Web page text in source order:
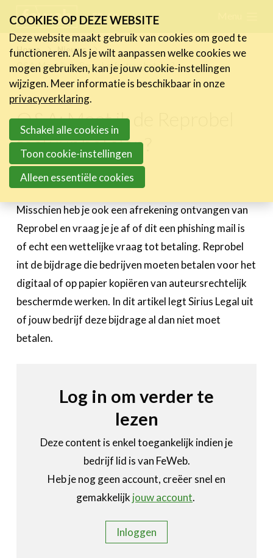
links
Jump
to
navigation
to
main
content
FR NL
Home
Nieuws
Q&A: Moet ik de Reprobel factuur betalen?
Q&A: Moet ik de Reprobel
factuur betalen?
25 februari 2022
Misschien heb je ook een afrekening ontvangen van
Reprobel en vraag je je af of dit een phishing mail is
of echt een wettelijke vraag tot betaling. Reprobel
int de bijdrage die bedrijven moeten betalen voor het
digitaal of op papier kopiëren van auteursrechtelijk
beschermde werken. In dit artikel legt Sirius Legal uit
of jouw bedrijf deze bijdrage al dan niet moet
betalen.
Log in om verder te
lezen
Deze content is enkel toegankelijk indien je
bedrijf lid is van FeWeb.
Heb je nog geen account, creëer snel en
gemakkelijk jouw account.
Inloggen
Nieuws
Nieuwsberichten
FeWeb Videos
Jobs in de sector
Activiteiten
Cases
Expertise
Toolbox
Over FeWeb
Lid worden Account
Zoeken
COOKIES OP DEZE WEBSITE
Deze website maakt gebruik van cookies om goed te
functioneren. Als je wilt aanpassen welke cookies we
mogen gebruiken, kan je jouw cookie-instellingen
wijzigen. Meer informatie is beschikbaar in onze
privacyverklaring.
Schakel alle cookies in
Toon cookie-instellingen
Alleen essentiële cookies